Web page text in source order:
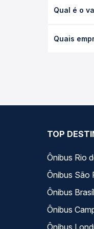
ou leito) e
Qual é o
poltrona e
Quais
TOP
Ônibus Rio
Ônibus São
Ônibus
Ônibus
Ônibus